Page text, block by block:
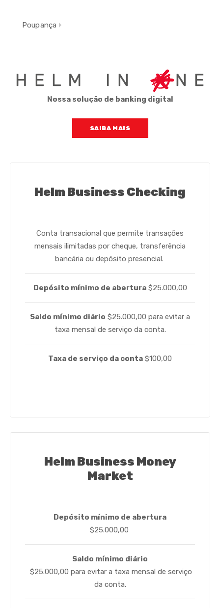
Poupança
Nossa solução de banking digital
SAIBA MAIS
Helm Business Checking
Conta transacional que permite transações
mensais ilimitadas por cheque, transferência
bancária ou depósito presencial.
Depósito mínimo de abertura$25.000,00
Saldo mínimo diário $25.000,00 para evitar a
taxa mensal de serviço da conta.
Taxa de serviço da conta $100,00
Helm Business Money
Market
Depósito mínimo de abertura
$25.000,00
Saldo mínimo diário
$25.000,00 para evitar a taxa mensal de serviço
da conta.